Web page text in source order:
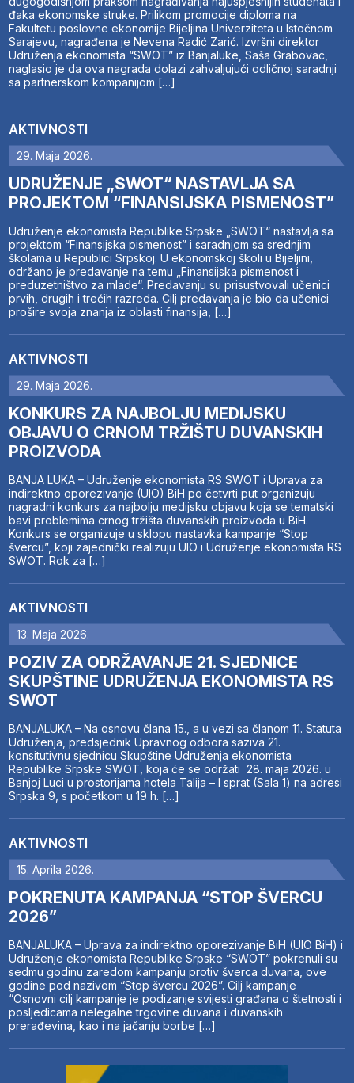
đaka ekonomske struke. Prilikom promocije diploma na
Fakultetu poslovne ekonomije Bijeljina Univerziteta u Istočnom
Sarajevu, nagrađena je Nevena Radić Zarić. Izvršni direktor
Udruženja ekonomista “SWOT” iz Banjaluke, Saša Grabovac,
naglasio je da ova nagrada dolazi zahvaljujući odličnoj saradnji
sa partnerskom kompanijom […]
AKTIVNOSTI
29. Maja 2026.
UDRUŽENJE „SWOT“ NASTAVLJA SA
PROJEKTOM “FINANSIJSKA PISMENOST”
Udruženje ekonomista Republike Srpske „SWOT“ nastavlja sa
projektom “Finansijska pismenost” i saradnjom sa srednjim
školama u Republici Srpskoj. U ekonomskoj školi u Bijeljini,
održano je predavanje na temu „Finansijska pismenost i
preduzetništvo za mlade“. Predavanju su prisustvovali učenici
prvih, drugih i trećih razreda. Cilj predavanja je bio da učenici
prošire svoja znanja iz oblasti finansija, […]
AKTIVNOSTI
29. Maja 2026.
KONKURS ZA NAJBOLJU MEDIJSKU
OBJAVU O CRNOM TRŽIŠTU DUVANSKIH
PROIZVODA
BANJA LUKA – Udruženje ekonomista RS SWOT i Uprava za
indirektno oporezivanje (UIO) BiH po četvrti put organizuju
nagradni konkurs za najbolju medijsku objavu koja se tematski
bavi problemima crnog tržišta duvanskih proizvoda u BiH.
Konkurs se organizuje u sklopu nastavka kampanje “Stop
švercu”, koji zajednički realizuju UIO i Udruženje ekonomista RS
SWOT. Rok za […]
AKTIVNOSTI
13. Maja 2026.
POZIV ZA ODRŽAVANJE 21. SJEDNICE
SKUPŠTINE UDRUŽENJA EKONOMISTA RS
SWOT
BANJALUKA – Na osnovu člana 15., a u vezi sa članom 11. Statuta
Udruženja, predsjednik Upravnog odbora saziva 21.
konsitutivnu sjednicu Skupštine Udruženja ekonomista
Republike Srpske SWOT, koja će se održati 28. maja 2026. u
Banjoj Luci u prostorijama hotela Talija – I sprat (Sala 1) na adresi
Srpska 9, s početkom u 19 h. […]
AKTIVNOSTI
15. Aprila 2026.
POKRENUTA KAMPANJA “STOP ŠVERCU
2026”
BANJALUKA – Uprava za indirektno oporezivanje BiH (UIO BiH) i
Udruženje ekonomista Republike Srpske “SWOT” pokrenuli su
sedmu godinu zaredom kampanju protiv šverca duvana, ove
godine pod nazivom “Stop švercu 2026”. Cilj kampanje
“Osnovni cilj kampanje je podizanje svijesti građana o štetnosti i
posljedicama nelegalne trgovine duvana i duvanskih
prerađevina, kao i na jačanju borbe […]